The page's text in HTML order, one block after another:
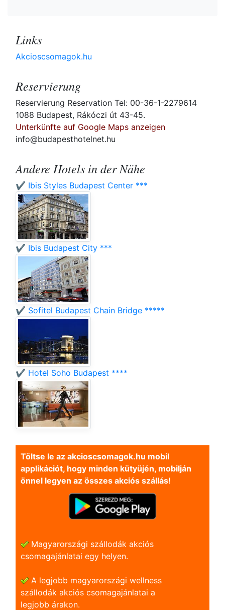
Links
Akcioscsomagok.hu
Reservierung
Reservierung Reservation Tel: 00-36-1-2279614
1088 Budapest, Rákóczi út 43-45.
Unterkünfte auf Google Maps anzeigen
info@budapesthotelnet.hu
Andere Hotels in der Nähe
✔️ Ibis Styles Budapest Center ***
✔️ Ibis Budapest City ***
✔️ Sofitel Budapest Chain Bridge *****
✔️ Hotel Soho Budapest ****
Töltse le az akcioscsomagok.hu mobil
applikációt, hogy minden kütyüjén, mobilján
önnel legyen az összes akciós szállás!
Magyarországi szállodák akciós
csomagajánlatai egy helyen.
A legjobb magyarországi wellness
szállodák akciós csomagajánlatai a
legjobb árakon.